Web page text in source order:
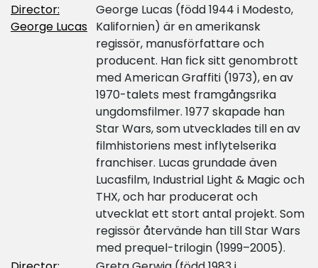
Director:
George Lucas
George Lucas (född 1944 i Modesto,
Kalifornien) är en amerikansk
regissör, manusförfattare och
producent. Han fick sitt genombrott
med American Graffiti (1973), en av
1970-talets mest framgångsrika
ungdomsfilmer. 1977 skapade han
Star Wars, som utvecklades till en av
filmhistoriens mest inflytelserika
franchiser. Lucas grundade även
Lucasfilm, Industrial Light & Magic och
THX, och har producerat och
utvecklat ett stort antal projekt. Som
regissör återvände han till Star Wars
med prequel-trilogin (1999–2005).